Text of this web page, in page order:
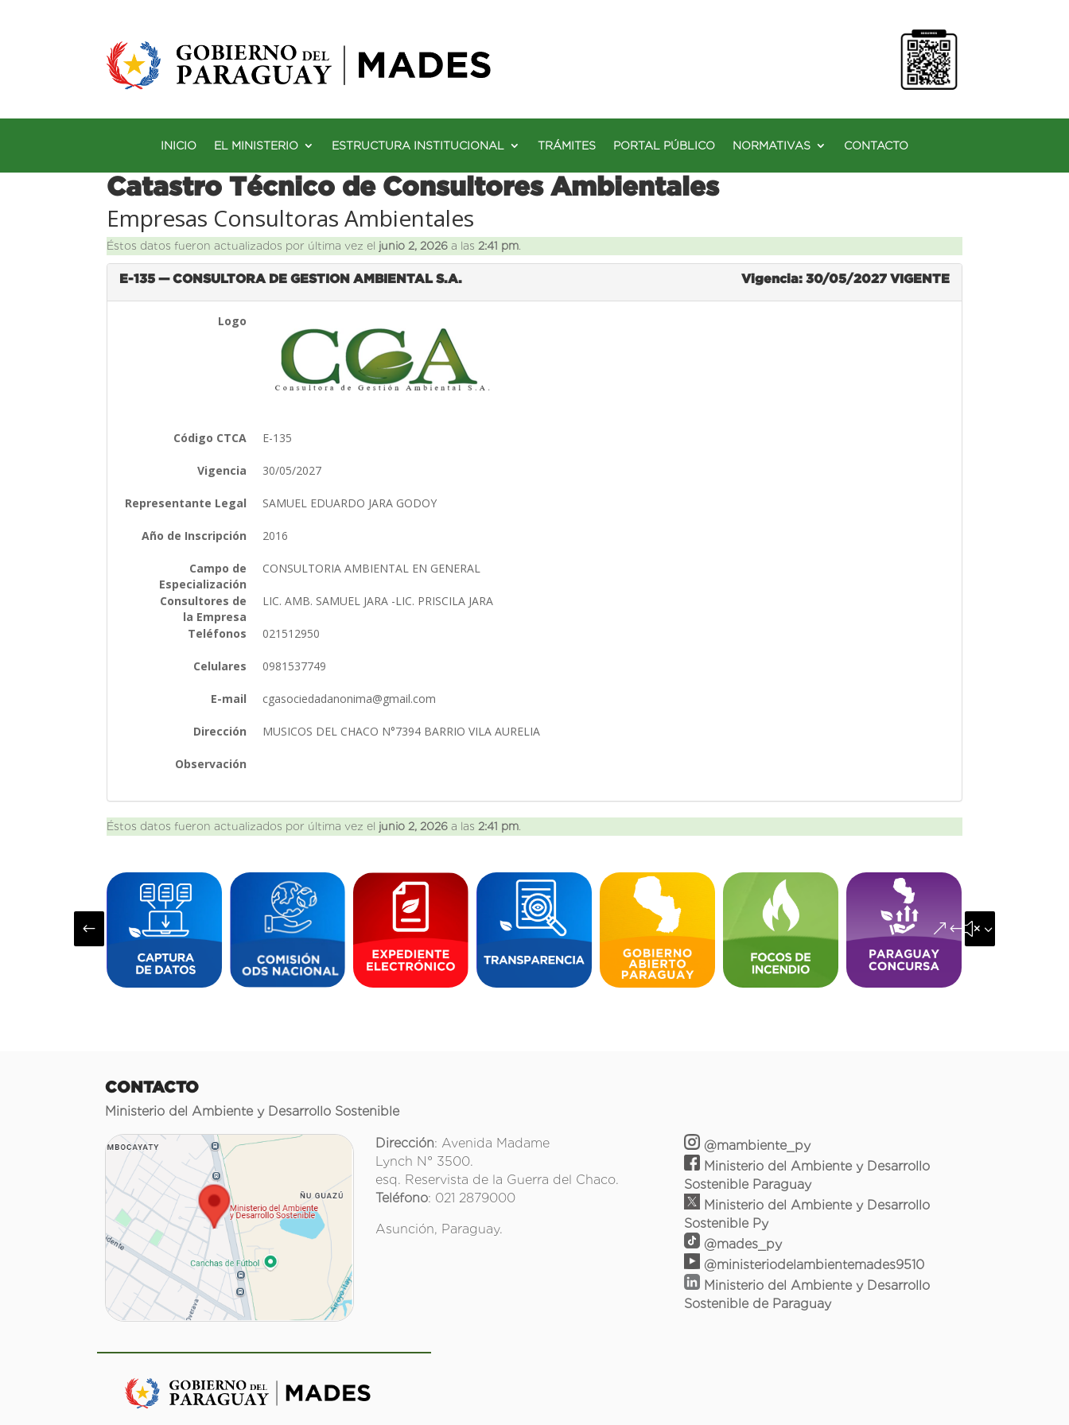
INICIO EL MINISTERIO ESTRUCTURA INSTITUCIONAL TRÁMITES PORTAL PÚBLICO NORMATIVAS CONTACTO
Catastro Técnico de Consultores Ambientales
Empresas Consultoras Ambientales
Éstos datos fueron actualizados por última vez el junio 2, 2026 a las 2:41 pm
E-135 — CONSULTORA DE GESTION AMBIENTAL S.A. Vigencia: 30/05/2027 VIGENTE
Logo
Código CTCA E-135
Vigencia 30/05/2027
Representante Legal SAMUEL EDUARDO JARA GODOY
Año de Inscripción 2016
Campo de
Especialización
CONSULTORIA AMBIENTAL EN GENERAL
Consultores de
la Empresa
LIC. AMB. SAMUEL JARA -LIC. PRISCILA JARA
Teléfonos 021512950
Celulares 0981537749
E-mail cgasociedadanonima@gmail.com
Dirección MUSICOS DEL CHACO N°7394 BARRIO VILA AURELIA
Observación
Éstos datos fueron actualizados por última vez el junio 2, 2026 a las 2:41 pm
# &#x35;
CONTACTO
Ministerio del Ambiente y Desarrollo Sostenible
Dirección: Avenida Madame
Lynch N° 3500.
esq. Reservista de la Guerra del Chaco.
Teléfono: 021 2879000
Asunción, Paraguay.
@mambiente_py
Ministerio del Ambiente y Desarrollo
Sostenible Paraguay
Ministerio del Ambiente y Desarrollo
Sostenible Py
@mades_py
@ministeriodelambientemades9510
Ministerio del Ambiente y Desarrollo
Sostenible de Paraguay